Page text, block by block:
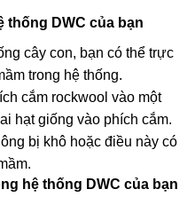
thống DWC của bạn
cây con, bạn có thể trực
trong hệ thống.
cắm rockwool vào một
hạt giống vào phích cắm.
bị khô hoặc điều này có
hệ thống DWC của bạn